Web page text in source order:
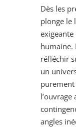
Dès les
plonge le
humaine.
réfléchir
un
angles